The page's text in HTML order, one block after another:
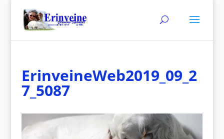
ErinveineWeb2019_09_2
7_5087